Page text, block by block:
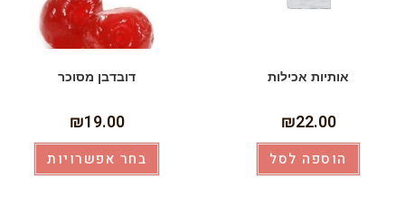
אותיות אכילות
₪22.00
הוספה לסל
דובדבן מסוכר
₪19.00
בחר אפשרויות